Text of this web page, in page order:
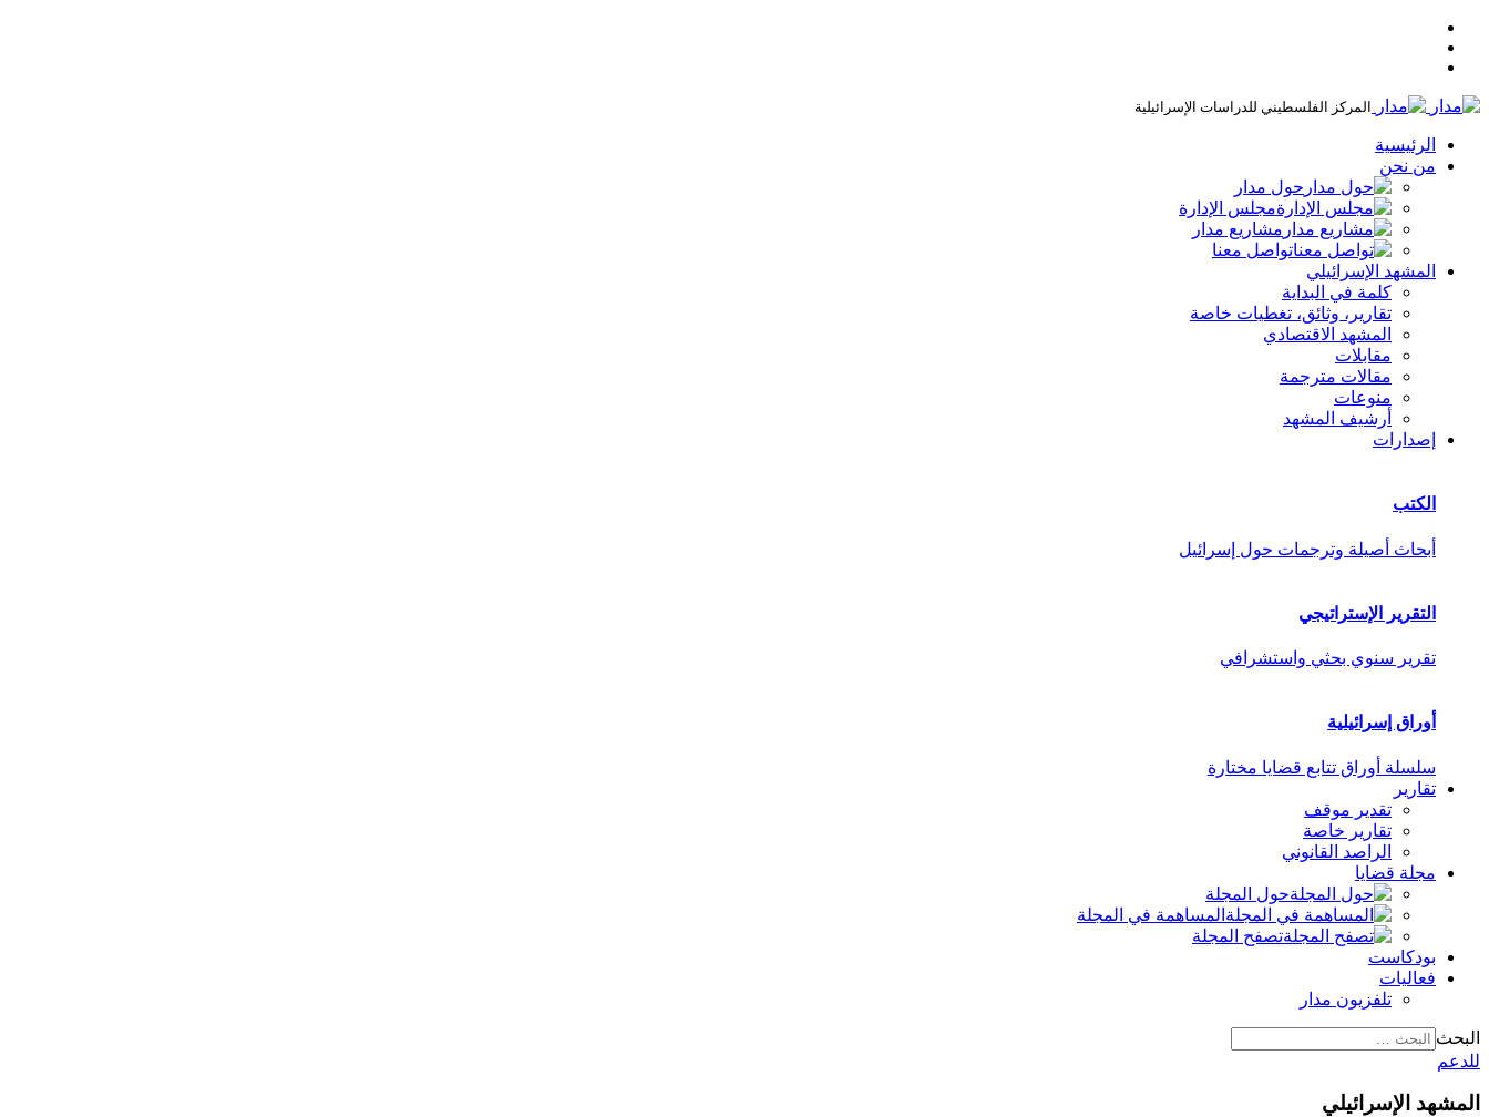
المركز الفلسطيني للدراسات الإسرائيلية
الرئيسية
من نحن
حول مدار
مجلس الإدارة
مشاريع مدار
تواصل معنا
المشهد الإسرائيلي
كلمة في البداية
تقارير، وثائق، تغطيات خاصة
المشهد الاقتصادي
مقابلات
مقالات مترجمة
منوعات
أرشيف المشهد
إصدارات
الكتب
أبحاث أصيلة وترجمات حول إسرائيل
التقرير الإستراتيجي
تقرير سنوي بحثي واستشرافي
أوراق إسرائيلية
سلسلة أوراق تتابع قضايا مختارة
تقارير
تقدير موقف
تقارير خاصة
الراصد القانوني
مجلة قضايا
حول المجلة
المساهمة في المجلة
تصفح المجلة
بودكاست
فعاليات
تلفزيون مدار
البحث
للدعم
المشهد الإسرائيلي